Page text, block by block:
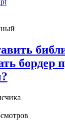
бордер